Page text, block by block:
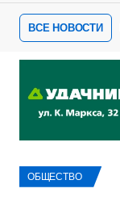
ВСЕ НОВОСТИ
ОБЩЕСТВО